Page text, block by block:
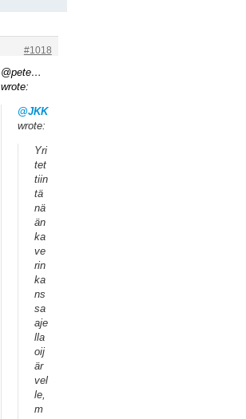
#1018
@pete…
wrote:
@JKK
wrote:
Yri
tet
tiin
tä
nä
än
ka
ve
rin
ka
ns
sa
aje
lla
oij
är
vel
le,
m